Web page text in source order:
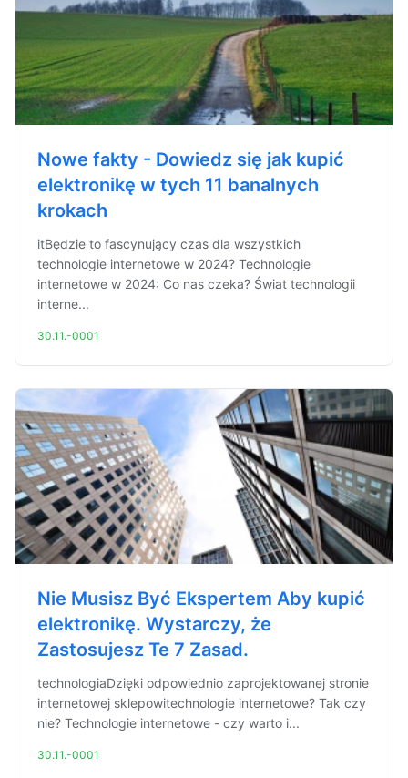
Nowe fakty - Dowiedz się jak kupić
elektronikę w tych 11 banalnych
krokach
itBędzie to fascynujący czas dla wszystkich
technologie internetowe w 2024? Technologie
internetowe w 2024: Co nas czeka? Świat technologii
interne...
30.11.-0001
Nie Musisz Być Ekspertem Aby kupić
elektronikę. Wystarczy, że
Zastosujesz Te 7 Zasad.
technologiaDzięki odpowiednio zaprojektowanej stronie
internetowej sklepowitechnologie internetowe? Tak czy
nie? Technologie internetowe - czy warto i...
30.11.-0001